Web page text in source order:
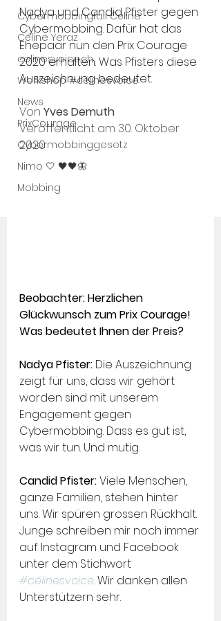
Cybermobbingfall Céline
Céline Yeraz
celinesvoice.ch
Workshop #célinesvoice
News
PrixCourage
Cybermobbinggesetz
Nimo 🤍 🖤🖤🦋
Mobbing
Nadya und Candid Pfister gegen
Cybermobbing. Dafür hat das
Ehepaar nun den Prix Courage
2020 erhalten. Was Pfisters diese
Auszeichnung bedeutet.
Von Yves Demuth
Veröffentlicht am 30. Oktober
2020
Beobachter: Herzlichen
Glückwunsch zum Prix Courage!
Was bedeutet Ihnen der Preis?
Nadya Pfister: Die Auszeichnung
zeigt für uns, dass wir gehört
worden sind mit unserem
Engagement gegen
Cybermobbing. Dass es gut ist,
was wir tun. Und mutig.
Candid Pfister: Viele Menschen,
ganze Familien, stehen hinter
uns. Wir spüren grossen Rückhalt.
Junge schreiben mir noch immer
auf Instagram und Facebook
unter dem Stichwort
#célinesvoice. Wir danken allen
Unterstützern sehr.